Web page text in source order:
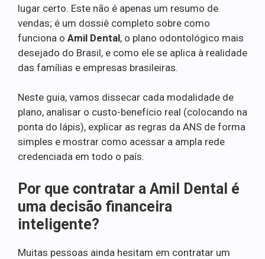
lugar certo. Este não é apenas um resumo de
vendas; é um dossiê completo sobre como
funciona o Amil Dental, o plano odontológico mais
desejado do Brasil, e como ele se aplica à realidade
das famílias e empresas brasileiras.
Neste guia, vamos dissecar cada modalidade de
plano, analisar o custo-benefício real (colocando na
ponta do lápis), explicar as regras da ANS de forma
simples e mostrar como acessar a ampla rede
credenciada em todo o país.
Por que contratar a Amil Dental é
uma decisão financeira
inteligente?
Muitas pessoas ainda hesitam em contratar um